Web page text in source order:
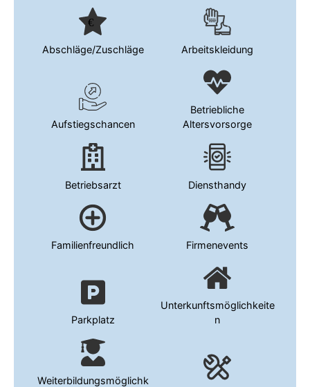
Abschläge/Zuschläge Arbeitskleidung
Aufstiegschancen
Betriebliche
Altersvorsorge
Betriebsarzt Diensthandy
Familienfreundlich Firmenevents
Parkplatz
Unterkunftsmöglichkeite
n
Weiterbildungsmöglichk